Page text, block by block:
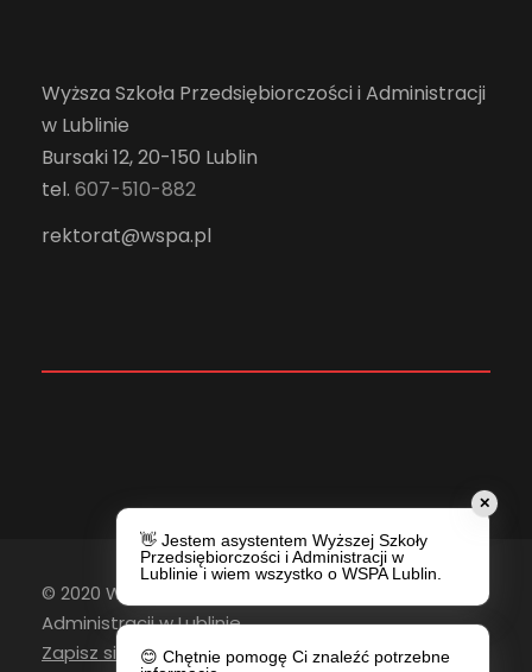
Wyższa Szkoła Przedsiębiorczości i Administracji
w Lublinie
Bursaki 12, 20-150 Lublin
tel. 607-510-882
rektorat@wspa.pl
© 2020 Wyższa Szkoła Przedsiębiorczości i
Administracji w Lublinie
Zapisz się do newslettera
✕
👋 Jestem asystentem Wyższej Szkoły
Przedsiębiorczości i Administracji w
Lublinie i wiem wszystko o WSPA Lublin.
😊 Chętnie pomogę Ci znaleźć potrzebne